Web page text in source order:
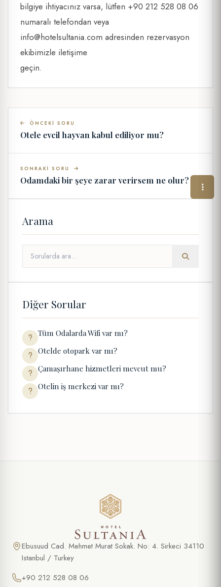
bilgiye ihtiyacınız varsa, lütfen +90 212 528 08 06
numaralı telefondan veya
info@hotelsultania.com adresinden rezervasyon
ekibimizle iletişime
geçin.
ÖNCEKI SORU
Otele evcil hayvan kabul ediliyor mu?
SONRAKI SORU
Odamdaki bir şeye zarar verirsem ne olur?
Arama
Diğer Sorular
Tüm Odalarda Wifi var mı?
Otelde otopark var mı?
Çamaşırhane hizmetleri mevcut mu?
Otelin iş merkezi var mı?
Ebusuud Cad. Mehmet Murat Sokak. No: 4. Sirkeci 34110
Istanbul / Turkey
+90 212 528 08 06